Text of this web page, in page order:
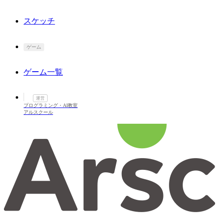
スケッチ
ゲーム
ゲーム一覧
運営
プログラミング・AI教室
アルスクール